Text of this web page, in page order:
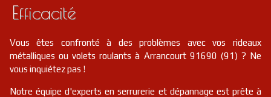
Efficacité
Vous êtes confronté à des problèmes avec vos rideaux
métalliques ou volets roulants à Arrancourt 91690 (91) ? Ne
vous inquiétez pas !
Notre équipe d'experts en serrurerie et dépannage est prête à